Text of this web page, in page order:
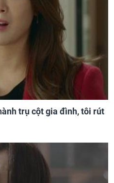
trụ cột gia đình, tôi rút